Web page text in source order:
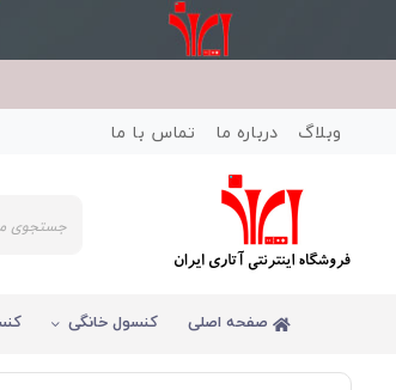
وبلاگ
درباره ما تماس با ما
صفحه اصلی کنسول خانگی